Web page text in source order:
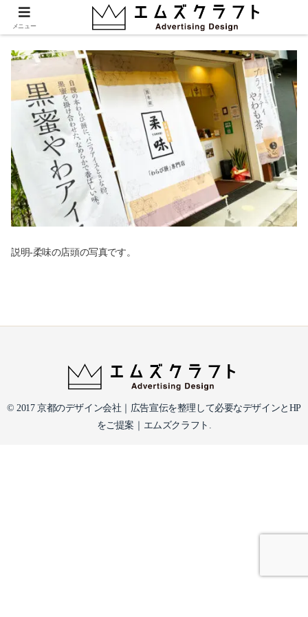
柔味の店頭写真
説明-柔味の店頭の写真です。
© 2017 京都のデザイン会社｜広告宣伝を整理して必要なデザインとHP
をご提案｜エムズクラフト.
メニュー